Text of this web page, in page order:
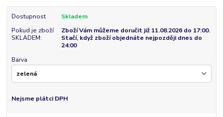
Dostupnost
Skladem
Pokud je zboží
SKLADEM:
Zboží Vám můžeme doručit již 11.08.2026 do 17:00.
Stačí, když zboží objednáte nejpozději dnes do
24:00
Barva
Nejsme plátci DPH